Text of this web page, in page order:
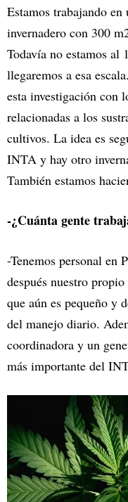
Estamos trabajando
invernadero con 300
Todavía no estamos al
llegaremos a esa
esta investigación con
relacionadas a los
cultivos. La idea es
INTA y hay otro
También estamos
-¿Cuánta gente
-Tenemos personal en
después nuestro
que aún es pequeño y
del manejo diario.
coordinadora y un
más importante del